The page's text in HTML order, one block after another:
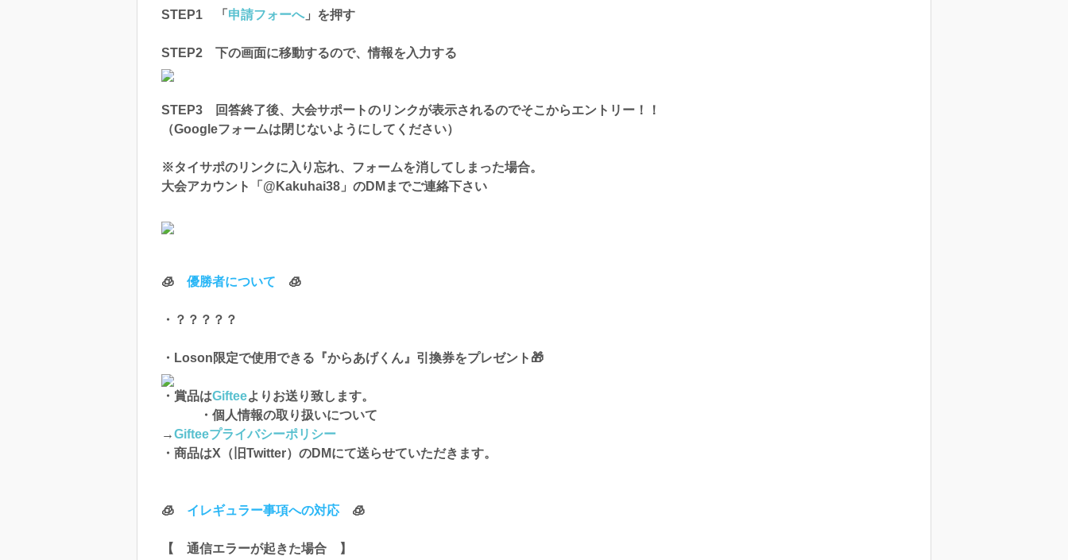
STEP1 「 申請フォーへ」を押す
STEP2 下の画面に移動するので、情報を入力する
STEP3 回答終了後、大会サポートのリンクが表示されるのでそこからエントリー！！
（Googleフォームは閉じないようにしてください）
※タイサポのリンクに入り忘れ、フォームを消してしまった場合。
大会アカウント「@Kakuhai38」のDMまでご連絡下さい
🧊 優勝者について 🧊
・？？？？？
・Loson限定で使用できる『からあげくん』引換券をプレゼント🎁
・賞品はGifteeよりお送り致します。
・個人情報の取り扱いについて
→Gifteeプライバシーポリシー
・商品はX（旧Twitter）のDMにて送らせていただきます。
🧊 イレギュラー事項への対応 🧊
【 通信エラーが起きた場合 】